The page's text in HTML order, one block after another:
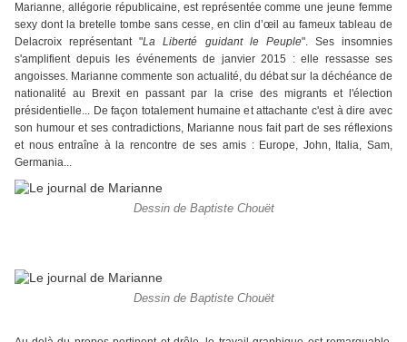
Marianne, allégorie républicaine, est représentée comme une jeune femme
sexy dont la bretelle tombe sans cesse, en clin d’œil au fameux tableau de
Delacroix représentant "La Liberté guidant le Peuple". Ses insomnies
s'amplifient depuis les événements de janvier 2015 : elle ressasse ses
angoisses. Marianne commente son actualité, du débat sur la déchéance de
nationalité au Brexit en passant par la crise des migrants et l'élection
présidentielle... De façon totalement humaine et attachante c'est à dire avec
son humour et ses contradictions, Marianne nous fait part de ses réflexions
et nous entraîne à la rencontre de ses amis : Europe, John, Italia, Sam,
Germania...
Dessin de Baptiste Chouët
Dessin de Baptiste Chouët